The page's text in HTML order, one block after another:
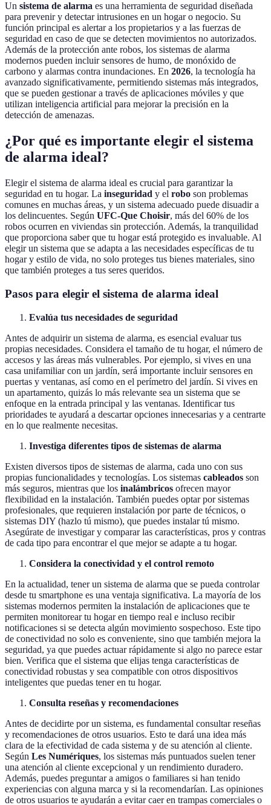
Un sistema de alarma es una herramienta de seguridad diseñada
para prevenir y detectar intrusiones en un hogar o negocio. Su
función principal es alertar a los propietarios y a las fuerzas de
seguridad en caso de que se detecten movimientos no autorizados.
Además de la protección ante robos, los sistemas de alarma
modernos pueden incluir sensores de humo, de monóxido de
carbono y alarmas contra inundaciones. En 2026, la tecnología ha
avanzado significativamente, permitiendo sistemas más integrados,
que se pueden gestionar a través de aplicaciones móviles y que
utilizan inteligencia artificial para mejorar la precisión en la
detección de amenazas.
¿Por qué es importante elegir el sistema
de alarma ideal?
Elegir el sistema de alarma ideal es crucial para garantizar la
seguridad en tu hogar. La inseguridad y el robo son problemas
comunes en muchas áreas, y un sistema adecuado puede disuadir a
los delincuentes. Según UFC-Que Choisir, más del 60% de los
robos ocurren en viviendas sin protección. Además, la tranquilidad
que proporciona saber que tu hogar está protegido es invaluable. Al
elegir un sistema que se adapta a las necesidades específicas de tu
hogar y estilo de vida, no solo proteges tus bienes materiales, sino
que también proteges a tus seres queridos.
Pasos para elegir el sistema de alarma ideal
Evalúa tus necesidades de seguridad
Antes de adquirir un sistema de alarma, es esencial evaluar tus
propias necesidades. Considera el tamaño de tu hogar, el número de
accesos y las áreas más vulnerables. Por ejemplo, si vives en una
casa unifamiliar con un jardín, será importante incluir sensores en
puertas y ventanas, así como en el perímetro del jardín. Si vives en
un apartamento, quizás lo más relevante sea un sistema que se
enfoque en la entrada principal y las ventanas. Identificar tus
prioridades te ayudará a descartar opciones innecesarias y a centrarte
en lo que realmente necesitas.
Investiga diferentes tipos de sistemas de alarma
Existen diversos tipos de sistemas de alarma, cada uno con sus
propias funcionalidades y tecnologías. Los sistemas cableados son
más seguros, mientras que los inalámbricos ofrecen mayor
flexibilidad en la instalación. También puedes optar por sistemas
profesionales, que requieren instalación por parte de técnicos, o
sistemas DIY (hazlo tú mismo), que puedes instalar tú mismo.
Asegúrate de investigar y comparar las características, pros y contras
de cada tipo para encontrar el que mejor se adapte a tu hogar.
Considera la conectividad y el control remoto
En la actualidad, tener un sistema de alarma que se pueda controlar
desde tu smartphone es una ventaja significativa. La mayoría de los
sistemas modernos permiten la instalación de aplicaciones que te
permiten monitorear tu hogar en tiempo real e incluso recibir
notificaciones si se detecta algún movimiento sospechoso. Este tipo
de conectividad no solo es conveniente, sino que también mejora la
seguridad, ya que puedes actuar rápidamente si algo no parece estar
bien. Verifica que el sistema que elijas tenga características de
conectividad robustas y sea compatible con otros dispositivos
inteligentes que puedas tener en tu hogar.
Consulta reseñas y recomendaciones
Antes de decidirte por un sistema, es fundamental consultar reseñas
y recomendaciones de otros usuarios. Esto te dará una idea más
clara de la efectividad de cada sistema y de su atención al cliente.
Según Les Numériques, los sistemas más puntuados suelen tener
una atención al cliente excepcional y un rendimiento duradero.
Además, puedes preguntar a amigos o familiares si han tenido
experiencias con alguna marca y si la recomendarían. Las opiniones
de otros usuarios te ayudarán a evitar caer en trampas comerciales o